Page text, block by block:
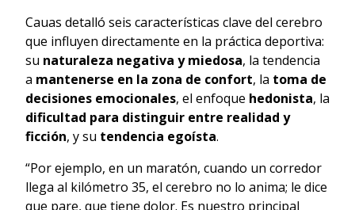
Cauas detalló seis características clave del cerebro
que influyen directamente en la práctica deportiva:
su naturaleza negativa y miedosa, la tendencia
a mantenerse en la zona de confort, la toma de
decisiones emocionales, el enfoque hedonista, la
dificultad para distinguir entre realidad y
ficción, y su tendencia egoísta.
“Por ejemplo, en un maratón, cuando un corredor
llega al kilómetro 35, el cerebro no lo anima; le dice
que pare, que tiene dolor. Es nuestro principal